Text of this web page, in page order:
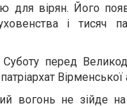
для вірян. Його
і тисяч
перед
вогонь не зійде